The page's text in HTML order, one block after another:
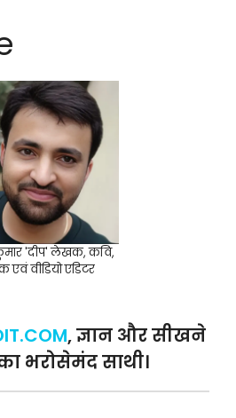
'दीप' लेखक, कवि,
एवं वीडियो एडिटर
, ज्ञान और सीखने
भरोसेमंद साथी।